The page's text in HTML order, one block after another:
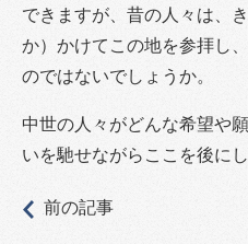
できますが、昔の人々は、
か）かけてこの地を参拝し
のではないでしょうか。
中世の人々がどんな希望や
いを馳せながらここを後にし
前の記事